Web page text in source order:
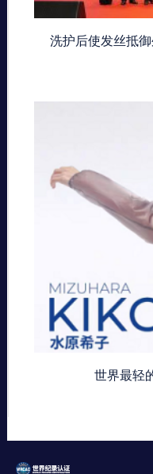
洗护后使发丝抵
世界最轻